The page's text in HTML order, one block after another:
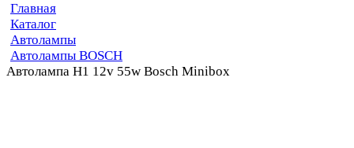
Главная
Каталог
Автолампы
Автолампы BOSCH
Автолампа H1 12v 55w Bosch Minibox